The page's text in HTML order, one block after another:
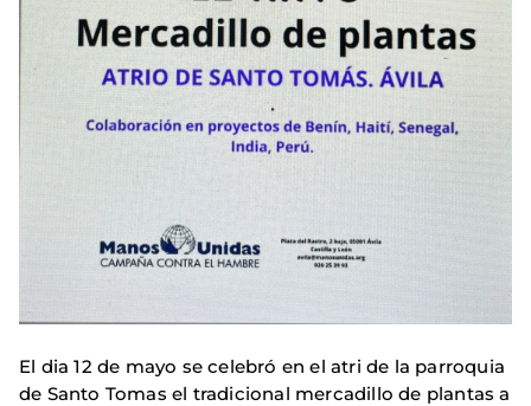
El dia 12 de mayo se celebró en el atri de la parroquia
de Santo Tomas el tradicional mercadillo de plantas a